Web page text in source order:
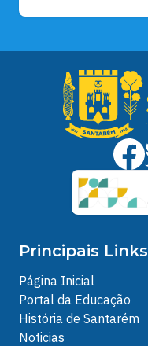
Principais Links
Página Inicial
Portal da Educação
História de Santarém
Noticias